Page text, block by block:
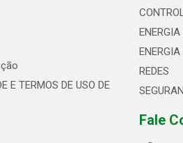
E TERMOS DE USO DE
ENERGIA
REDES
Fale